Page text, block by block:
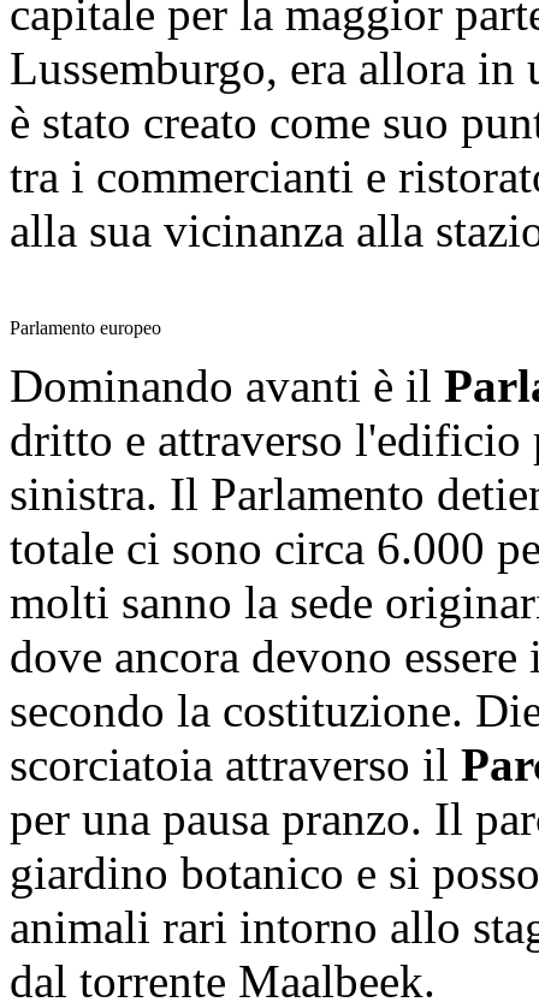
capitale per la maggior
Lussemburgo, era allora in
è stato creato come suo
tra i commercianti e
alla sua vicinanza alla
Parlamento europeo
Dominando avanti è il
dritto e attraverso
sinistra. Il Parlamento
totale ci sono circa 6.000
molti sanno la sede
dove ancora devono
secondo la costituzione.
scorciatoia attraverso il
per una pausa pranzo. Il
giardino botanico e si
animali rari intorno allo
dal torrente Maalbeek.